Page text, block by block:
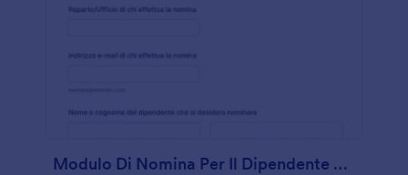
Modulo Di Nomina Per Il Dipendente Del Mese